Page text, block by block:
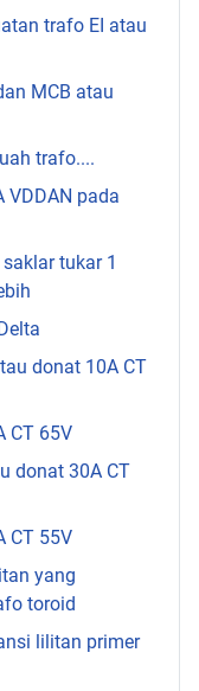
trafo EI atau
MCB atau
trafo....
VDDAN pada
tukar 1
donat 10A CT
CT 65V
donat 30A CT
CT 55V
yang
toroid
lilitan primer